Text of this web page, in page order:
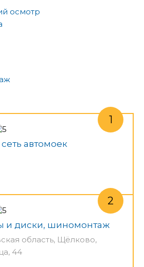
осмотр
автомоек
и диски, шиномонтаж
область, Щёлково,
44